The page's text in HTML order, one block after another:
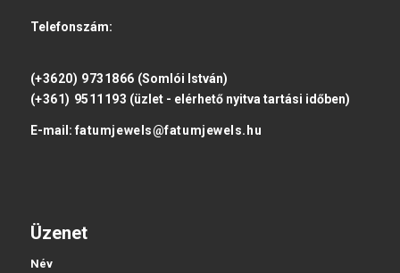
Telefonszám:
(+3620) 9731866 (Somlói István)
(+361) 9511193 (üzlet - elérhető nyitva tartási időben)
E-mail: fatumjewels@fatumjewels.hu
Üzenet
Név